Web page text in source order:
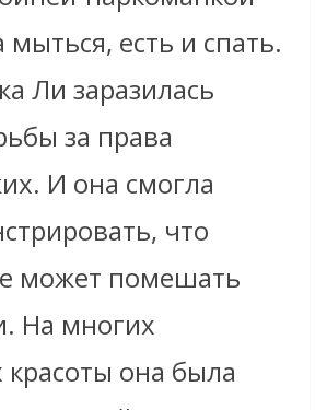
мыться, есть и спать.
Ли заразилась
за права
И она смогла
что
может помешать
На многих
красоты она была